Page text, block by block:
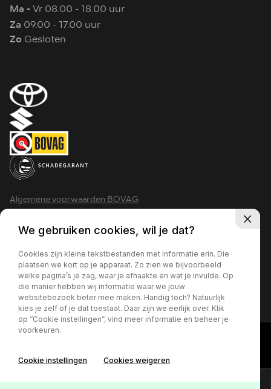
Ma -Vr 08.00 - 18.00 uur
Za 09.00 - 17.00 uur
Zo Gesloten
Algemene voorwaarden BOVAG
2026 - Krimpen aan den IJssel
We gebruiken cookies, wil je dat?
Cookies zijn kleine tekstbestanden met informatie erin. Die
plaatsen we kort op je apparaat. Zo zien we bijvoorbeeld
welke pagina’s je zag, waar je afhaakte en wat je invulde. Op
die manier hebben wij informatie waar we jouw
websitebezoek beter mee maken. Handig toch? Natuurlijk
kies je zelf of je dat toestaat. Daar zijn we eerlijk over. Klik
op “Cookie instellingen”, vind meer informatie en beheer je
voorkeuren.
Cookie instellingen Cookies weigeren